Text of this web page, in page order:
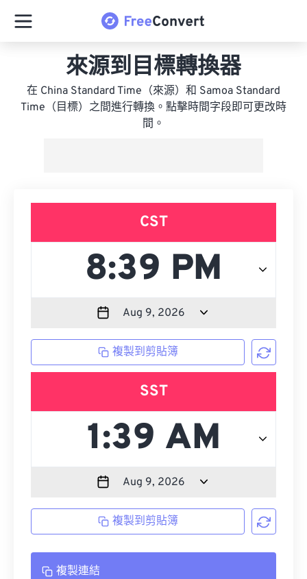
來源到目標轉換器
在 China Standard Time（來源）和 Samoa Standard
Time（目標）之間進行轉換。點擊時間字段即可更改時
間。
CST
複製到剪貼簿
SST
複製到剪貼簿
複製連結